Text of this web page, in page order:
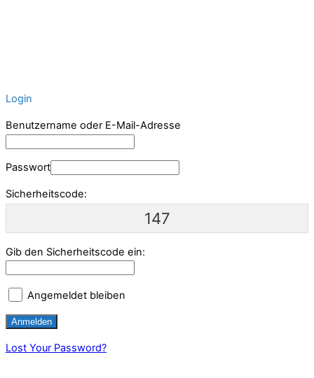
Login
Benutzername oder E-Mail-Adresse
Passwort
Sicherheitscode:
147
Gib den Sicherheitscode ein:
Angemeldet bleiben
Lost Your Password?